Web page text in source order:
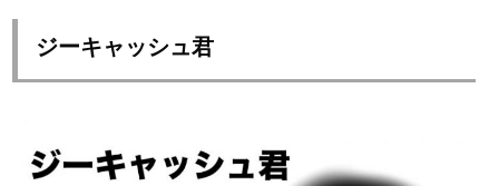
ジーキャッシュ君